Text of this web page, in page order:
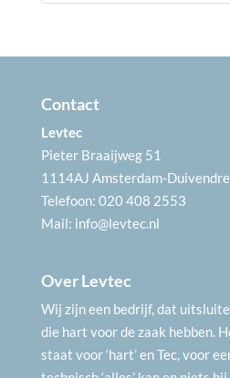
Contact
Levtec
Pieter Braaijweg 51
1114AJ Amsterdam-
Telefoon: 020 408 2553
Mail: info@levtec.nl
Over Levtec
Wij zijn een bedrijf, dat
die hart voor de zaak hebben.
staat voor ‘hart’ en Tec, voor